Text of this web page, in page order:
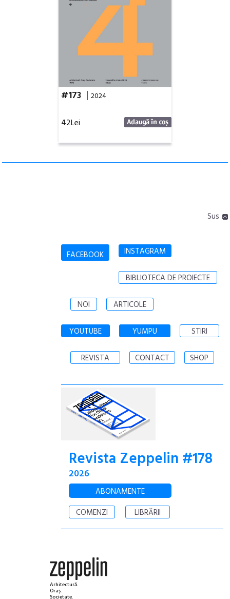
#173 | 2024
42Lei
Sus
FACEBOOK INSTAGRAM
BIBLIOTECA DE PROIECTE
NOI ARTICOLE
YOUTUBE YUMPU STIRI
REVISTA CONTACT SHOP
Revista Zeppelin #178
2026
ABONAMENTE
COMENZI
LIBRĂRII
Arhitectură.
Oraș.
Societate.